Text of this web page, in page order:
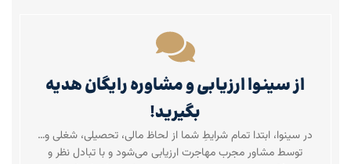
از سینوا ارزیابی و مشاوره رایگان هدیه
بگیرید!
در سینوا، ابتدا تمام شرایطِ شما از لحاظ مالی، تحصیلی، شغلی و…
توسط مشاور مجرب مهاجرت ارزیابی می‌شود و با تبادل نظر و